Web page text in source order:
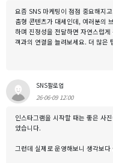
요즘 SNS 마케팅이 점점 중요해지
춤형 콘텐츠가 대세인데, 여러분의
하며 진정성을 전달하면 자연스럽
객과의 연결을 늘려보세요. 더 많은
SNS팔로업
26-06-09 12:00
인스타그램을 시작할 때는 좋은 사
았습니다.
그런데 실제로 운영해보니 생각보다